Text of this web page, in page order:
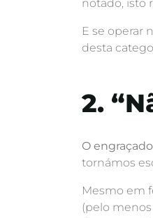
notado, isto
E se operar
desta
2.
O
tornámos
Mesmo em
(pelo